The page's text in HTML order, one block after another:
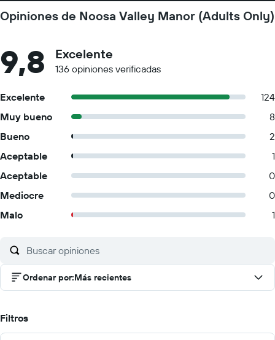
Opiniones de Noosa Valley Manor (Adults Only)
9,8 Excelente
136 opiniones verificadas
Excelente
124
Muy bueno
8
Bueno
2
Aceptable
1
Aceptable
0
Mediocre
0
Malo
1
Ordenar por:Más recientes
Filtros